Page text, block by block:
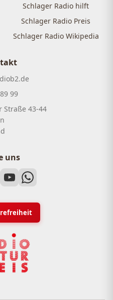
Schlager Radio hilft
Schlager Radio Preis
Schlager Radio Wikipedia
99
Straße 43-44
uns